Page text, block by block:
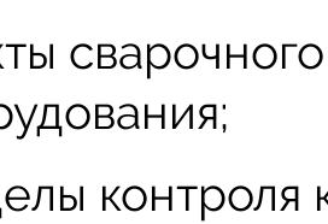
контроля